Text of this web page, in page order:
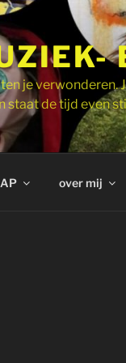
je
de tijd even
over mij